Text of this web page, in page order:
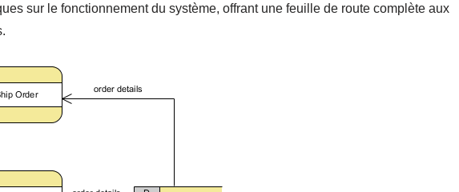
sur le fonctionnement du système, offrant une feuille de route complète aux